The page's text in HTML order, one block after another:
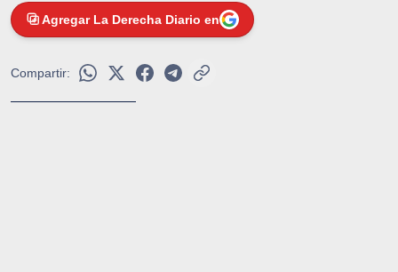
Agregar La Derecha Diario en
Compartir: